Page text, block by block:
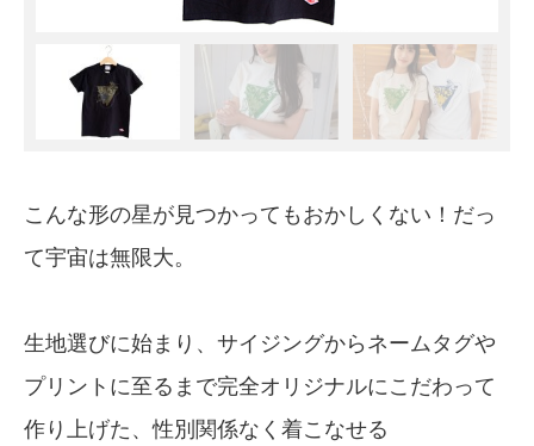
こんな形の星が見つかってもおかしくない！だっ
て宇宙は無限大。
生地選びに始まり、サイジングからネームタグや
プリントに至るまで完全オリジナルにこだわって
作り上げた、性別関係なく着こなせる